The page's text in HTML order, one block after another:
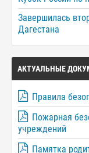
Завершилась
Дагестана
АКТУАЛЬНЫЕ
Правила
Пожарная
учреждений
Памятка